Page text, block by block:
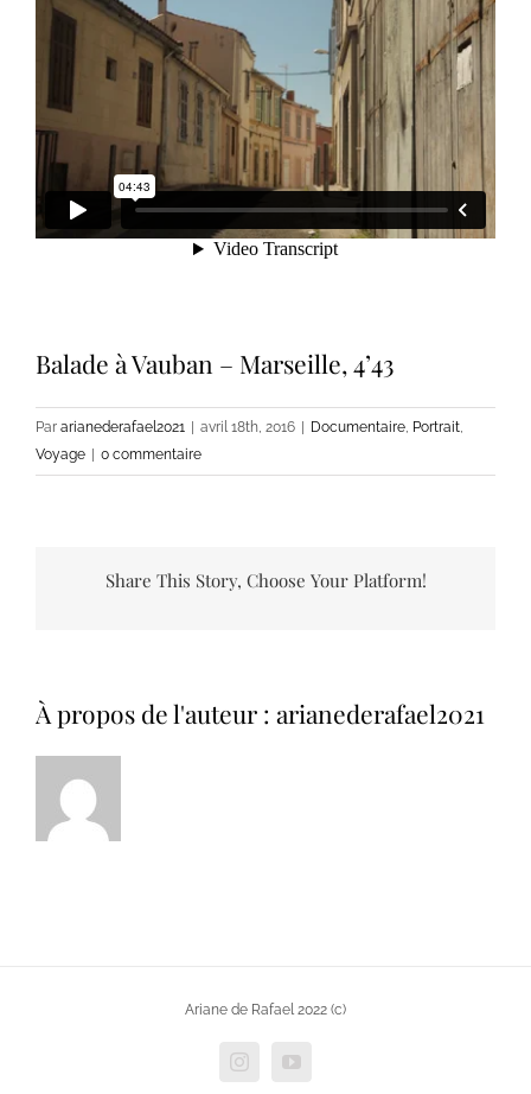
Balade à Vauban – Marseille, 4’43
Par arianederafael2021 avril 18th, 2016 Documentaire, Portrait,
Voyage
0 commentaire
Share This Story, Choose Your Platform!
À propos de l'auteur : arianederafael2021
Ariane de Rafael 2022 (c)
InstagramYouTube